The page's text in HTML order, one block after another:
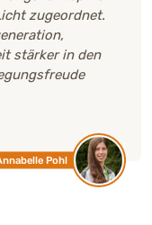
zugeordnet.
stärker in den
Pohl